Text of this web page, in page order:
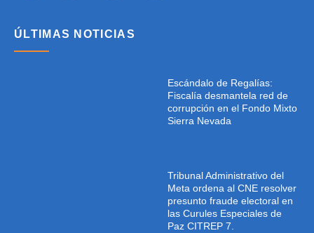
ÚLTIMAS NOTICIAS
Escándalo de Regalías:
Fiscalía desmantela red de
corrupción en el Fondo Mixto
Sierra Nevada
Tribunal Administrativo del
Meta ordena al CNE resolver
presunto fraude electoral en
las Curules Especiales de
Paz CITREP 7.